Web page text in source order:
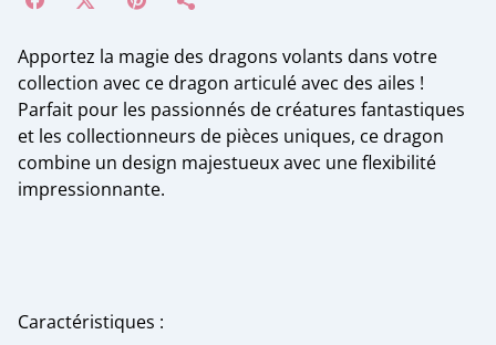
Apportez la magie des dragons volants dans votre
collection avec ce dragon articulé avec des ailes !
Parfait pour les passionnés de créatures fantastiques
et les collectionneurs de pièces uniques, ce dragon
combine un design majestueux avec une flexibilité
impressionnante.
Caractéristiques :